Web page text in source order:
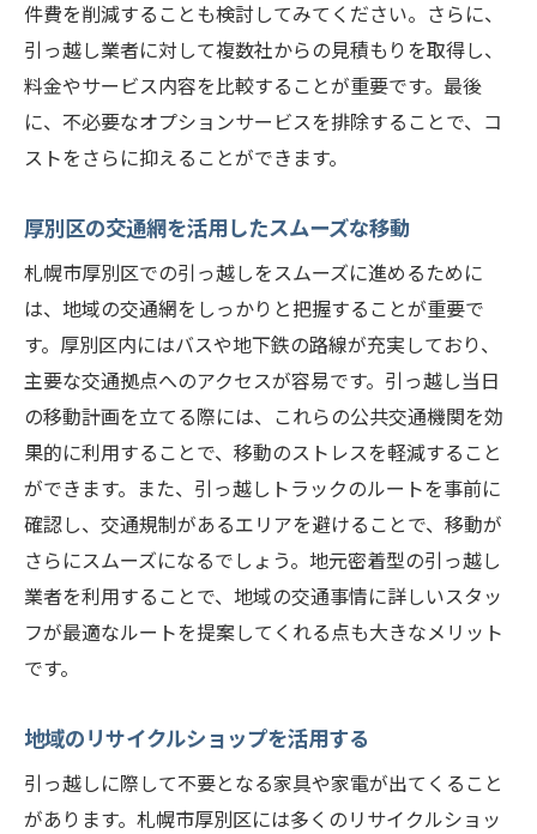
件費を削減することも検討してみてください。さらに、
引っ越し業者に対して複数社からの見積もりを取得し、
料金やサービス内容を比較することが重要です。最後
に、不必要なオプションサービスを排除することで、コ
ストをさらに抑えることができます。
厚別区の交通網を活用したスムーズな移動
札幌市厚別区での引っ越しをスムーズに進めるために
は、地域の交通網をしっかりと把握することが重要で
す。厚別区内にはバスや地下鉄の路線が充実しており、
主要な交通拠点へのアクセスが容易です。引っ越し当日
の移動計画を立てる際には、これらの公共交通機関を効
果的に利用することで、移動のストレスを軽減すること
ができます。また、引っ越しトラックのルートを事前に
確認し、交通規制があるエリアを避けることで、移動が
さらにスムーズになるでしょう。地元密着型の引っ越し
業者を利用することで、地域の交通事情に詳しいスタッ
フが最適なルートを提案してくれる点も大きなメリット
です。
地域のリサイクルショップを活用する
引っ越しに際して不要となる家具や家電が出てくること
があります。札幌市厚別区には多くのリサイクルショッ